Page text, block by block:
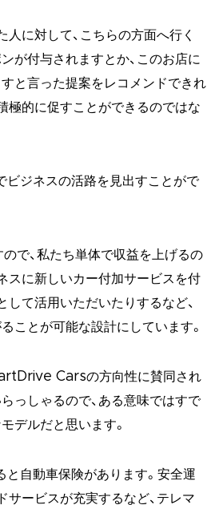
人に対して、こちらの方面へ行く
が付与されますとか、このお店に
と言った提案をレコメンドできれ
極的に促すことができるのではな
ビジネスの活路を見出すことがで
ので、私たち単体で収益を上げるの
スに新しいカー付加サービスを付
して活用いただいたりするなど、
ことが可能な設計にしています。
Carsの方向性に賛同され
っしゃるので、ある意味ではすで
デルだと思います。
と自動車保険があります。安全運
サービスが充実するなど、テレマ